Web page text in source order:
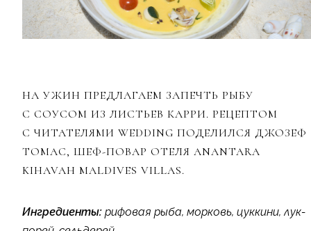
НА УЖИН ПРЕДЛАГАЕМ ЗАПЕЧТЬ РЫБУ
С СОУСОМ ИЗ ЛИСТЬЕВ КАРРИ. РЕЦЕПТОМ
С ЧИТАТЕЛЯМИ WEDDING ПОДЕЛИЛСЯ ДЖОЗЕФ
ТОМАС, ШЕФ-ПОВАР ОТЕЛЯ ANANTARA
KIHAVAH MALDIVES VILLAS.
Ингредиенты: рифовая рыба, морковь, цуккини, лук-